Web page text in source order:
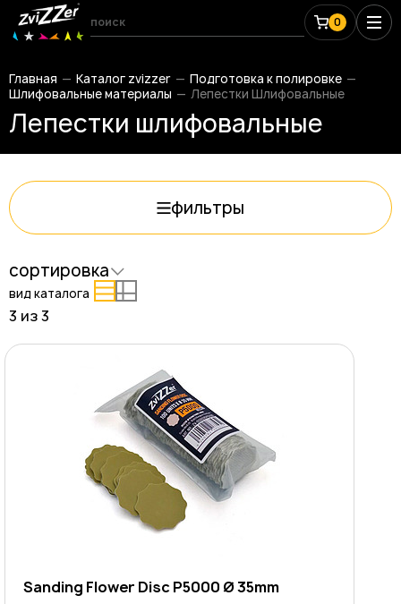
0
Главная Каталог zvizzer
Подготовка к полировке
Шлифовальные материалы
Лепестки Шлифовальные
Лепестки шлифовальные
фильтры
сортировка
вид каталога
3 из3
Sanding Flower Disc P5000 Ø 35mm